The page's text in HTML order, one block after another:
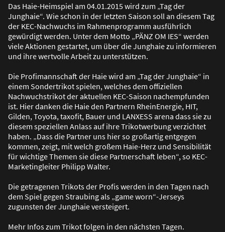
Das Haie-Heimspiel am 04.01.2015 wird zum „Tag der
Junghaie“. Wie schon in der letzten Saison soll an diesem Tag
der KEC-Nachwuchs im Rahmenprogramm ausführlich
gewürdigt werden. Unter dem Motto „PÄNZ OM IES“ werden
viele Aktionen gestartet, um über die Junghaie zu informieren
und ihre wertvolle Arbeit zu unterstützen.
Die Profimannschaft der Haie wird am „Tag der Junghaie“ in
einem Sondertrikot spielen, welches dem offiziellen
Nachwuchstrikot der aktuellen KEC-Saison nachempfunden
ist. Hier danken die Haie den Partnern RheinEnergie, HIT,
Gilden, Toyota, taxofit, Bauer und LANXESS arena dass sie zu
diesem speziellen Anlass auf ihre Trikotwerbung verzichtet
haben. „Dass die Partner uns hier so großartig entgegen
kommen, zeigt, mit welch großem Haie-Herz und Sensibilität
für wichtige Themen sie diese Partnerschaft leben“, so KEC-
Marketingleiter Philipp Walter.
Die getragenen Trikots der Profis werden in den Tagen nach
dem Spiel gegen Straubing als „game worn“-Jerseys
zugunsten der Junghaie versteigert.
Mehr Infos zum Trikot folgen in den nächsten Tagen.